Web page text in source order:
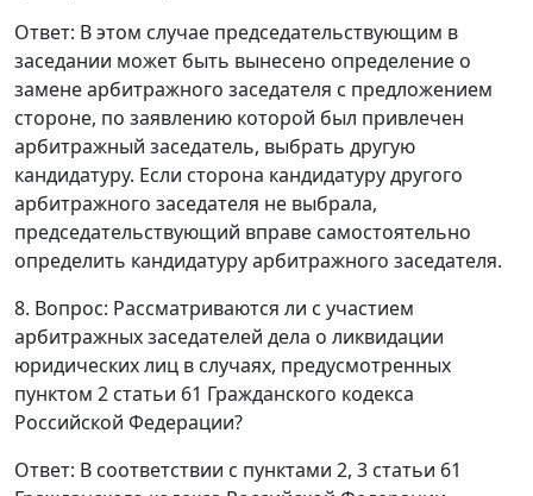
Ответ: В этом случае председательствующим в
заседании может быть вынесено определение о
замене арбитражного заседателя с предложением
стороне, по заявлению которой был привлечен
арбитражный заседатель, выбрать другую
кандидатуру. Если сторона кандидатуру другого
арбитражного заседателя не выбрала,
председательствующий вправе самостоятельно
определить кандидатуру арбитражного заседателя.
8. Вопрос: Рассматриваются ли с участием
арбитражных заседателей дела о ликвидации
юридических лиц в случаях, предусмотренных
пунктом 2 статьи 61 Гражданского кодекса
Российской Федерации?
Ответ: В соответствии с пунктами 2, 3 статьи 61